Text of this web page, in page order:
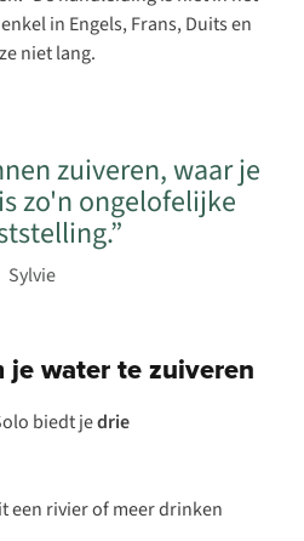
in Engels, Frans, Duits en
niet lang.
zuiveren, waar je
zo'n ongelofelijke
Sylvie
je water te zuiveren
biedt jedrie
een rivier of meer drinken